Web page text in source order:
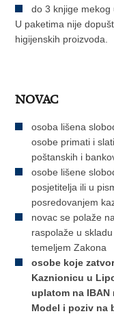
do 3 knjige mekog
U paketima nije
higijenskih proizvoda.
NOVAC
osoba lišena
osobe primati i
poštanskih i
osobe lišene
posjetitelja ili u
posredovanjem
novac se polaže
raspolaže u
temeljem Zakona
osobe koje
Kaznionicu u
uplatom na IBAN
Model i poziv na